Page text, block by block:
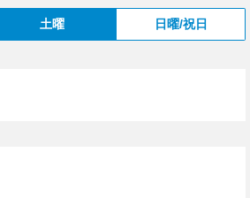
土曜 日曜/祝日